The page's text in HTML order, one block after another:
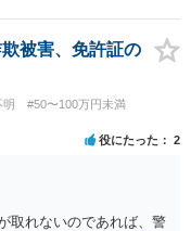
被害、免許証の
明
#50〜100万円未満
役にたった 2
取れないのであれば、警